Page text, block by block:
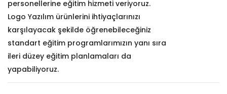
personellerine eğitim hizmeti veriyoruz.
Logo Yazılım ürünlerini ihtiyaçlarınızı
karşılayacak şekilde öğrenebileceğiniz
standart eğitim programlarımızın yanı sıra
ileri düzey eğitim planlamaları da
yapabiliyoruz.